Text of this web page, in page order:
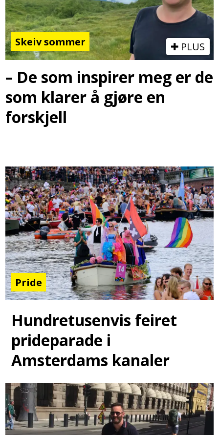
Skeiv sommer PLUS
– De som inspirer meg er de
som klarer å gjøre en
forskjell
Pride
Hundretusenvis feiret
prideparade i
Amsterdams kanaler